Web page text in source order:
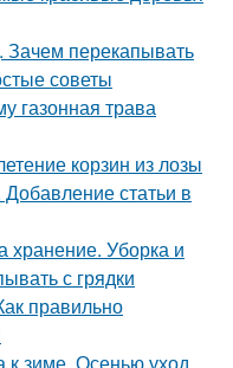
Зачем перекапывать
советы
газонная трава
корзин из лозы
статьи в
хранение. Уборка и
с грядки
правильно
к зиме. Осенью уход